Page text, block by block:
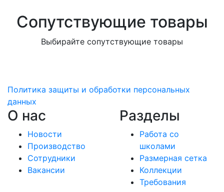
Сопутствующие товары
Выбирайте сопутствующие товары
Политика защиты и обработки персональных
данных
О нас
Новости
Производство
Сотрудники
Вакансии
Разделы
Работа со
школами
Размерная сетка
Коллекции
Требования